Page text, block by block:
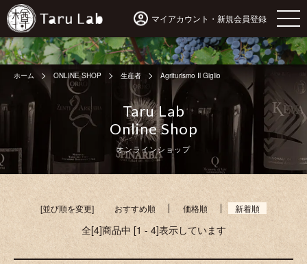
マイアカウント・新規会員登録
ホーム ONLINE SHOP 生産者 Agriturismo Il Giglio
Taru Lab
Online Shop
オンラインショップ
[並び順を変更] おすすめ順 価格順 新着順
全[4]商品中 [1 - 4]表示しています